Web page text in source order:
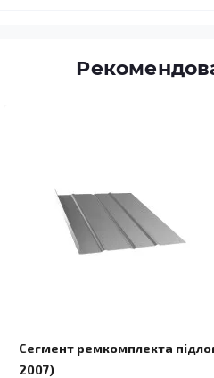
Сегмент ремкомплекта
2007)